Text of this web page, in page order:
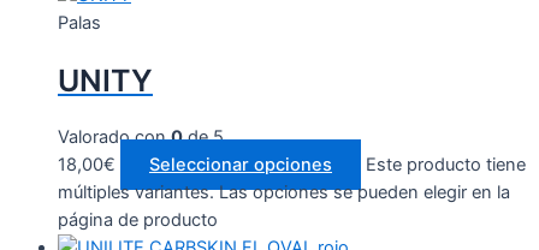
Palas
UNITY
Valorado con0de 5
18,00€ Seleccionar opciones
Este producto tiene
múltiples variantes. Las opciones se pueden elegir en la
página de producto